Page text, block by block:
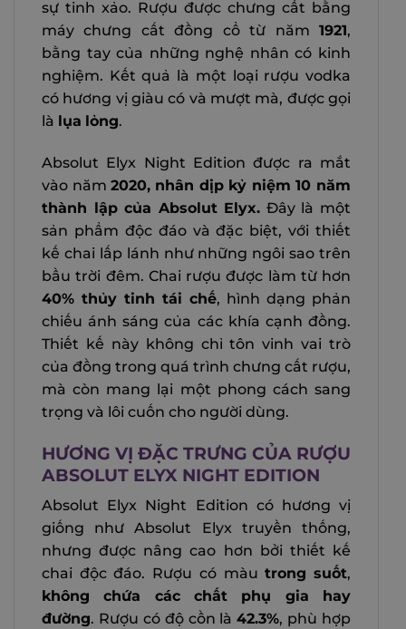
sự tinh xảo. Rượu được chưng cất bằng
máy chưng cất đồng cổ từ năm 1921,
bằng tay của những nghệ nhân có kinh
nghiệm. Kết quả là một loại rượu vodka
có hương vị giàu có và mượt mà, được gọi
là lụa lỏng.
Absolut Elyx Night Edition được ra mắt
vào năm2020, nhân dịp kỷ niệm 10 năm
thành lập của Absolut Elyx. Đây là một
sản phẩm độc đáo và đặc biệt, với thiết
kế chai lấp lánh như những ngôi sao trên
bầu trời đêm. Chai rượu được làm từ hơn
40% thủy tinh tái chế, hình dạng phản
chiếu ánh sáng của các khía cạnh đồng.
Thiết kế này không chỉ tôn vinh vai trò
của đồng trong quá trình chưng cất rượu,
mà còn mang lại một phong cách sang
trọng và lôi cuốn cho người dùng.
HƯƠNG VỊ ĐẶC TRƯNG CỦA RƯỢU
ABSOLUT ELYX NIGHT EDITION
Absolut Elyx Night Edition có hương vị
giống như Absolut Elyx truyền thống,
nhưng được nâng cao hơn bởi thiết kế
chai độc đáo. Rượu có màutrong suốt,
không chứa các chất phụ gia hay
đường. Rượu có độ cồn là42.3%, phù hợp